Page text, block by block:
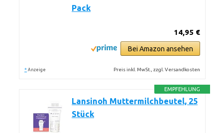
Pack
14,95 €
Bei Amazon ansehen
* Anzeige Preis inkl. MwSt., zzgl. Versandkosten
EMPFEHLUNG
Lansinoh Muttermilchbeutel, 25
Stück